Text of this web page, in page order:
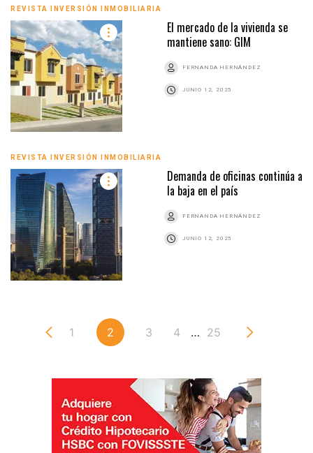
REVISTA INVERSIÓN INMOBILIARIA
El mercado de la vivienda se
mantiene sano: GIM
FERNANDA HERNÁNDEZ
JUNIO 12, 2025
REVISTA INVERSIÓN INMOBILIARIA
Demanda de oficinas continúa a
la baja en el país
FERNANDA HERNÁNDEZ
JUNIO 12, 2025
1 2 3 4 … 25